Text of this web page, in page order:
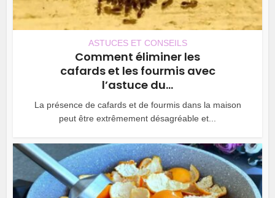
ASTUCES ET CONSEILS
Comment éliminer les
cafards et les fourmis avec
l’astuce du...
La présence de cafards et de fourmis dans la maison
peut être extrêmement désagréable et...